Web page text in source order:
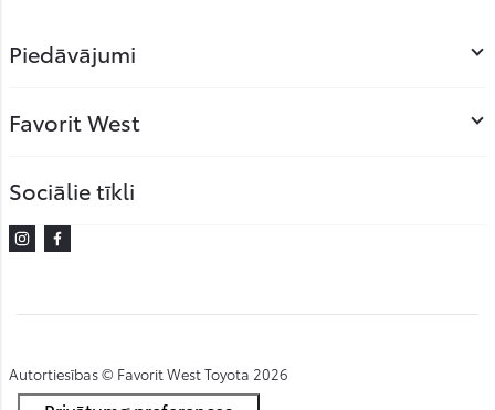
Piedāvājumi
Favorit West
Sociālie tīkli
Instagram
Facebook
Autortiesības © Favorit West Toyota 2026